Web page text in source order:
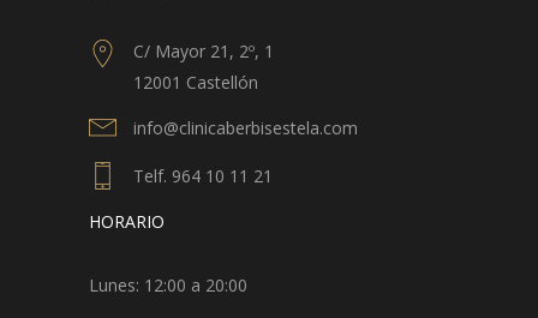
C/ Mayor 21, 2º, 1
12001 Castellón
info@clinicaberbisestela.com
Telf. 964 10 11 21
HORARIO
Lunes: 12:00 a 20:00